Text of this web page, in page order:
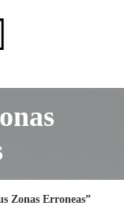
Zonas Erroneas”